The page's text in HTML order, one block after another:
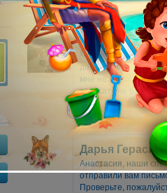
Олеся
добрый вечер. Увы
мне не помогли
зависать не будет!!!
Дарья
Анастасия, наши
отправили вам
Проверьте,